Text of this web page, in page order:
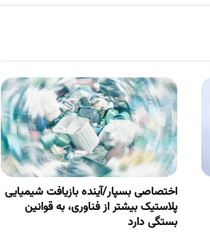
اختصاصی بسپار/آینده بازیافت شیمیایی
پلاستیک بیشتر از فناوری، به قوانین
بستگی دارد